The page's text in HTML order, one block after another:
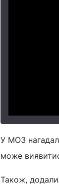
У МОЗ
може
Також, додали